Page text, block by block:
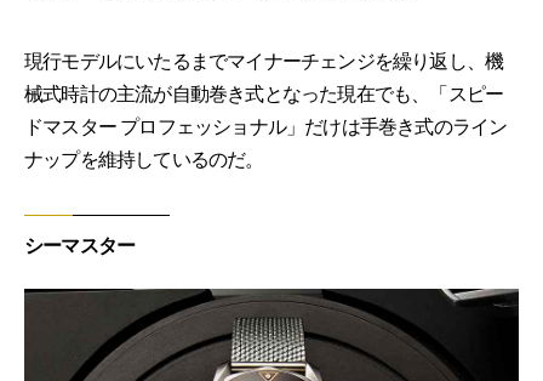
現行モデルにいたるまでマイナーチェンジを繰り返し、機
械式時計の主流が自動巻き式となった現在でも、「スピー
ドマスター プロフェッショナル」だけは手巻き式のライン
ナップを維持しているのだ。
シーマスター